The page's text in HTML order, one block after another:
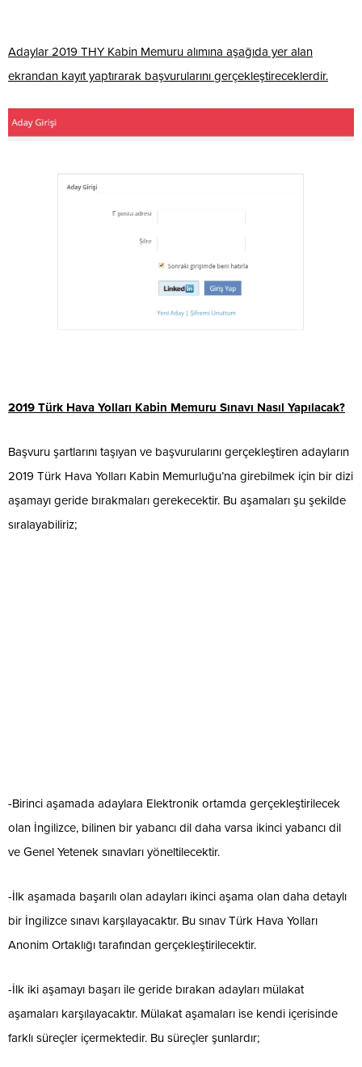
Adaylar 2019 THY Kabin Memuru alımına aşağıda yer alan
ekrandan kayıt yaptırarak başvurularını gerçekleştireceklerdir.
2019 Türk Hava Yolları Kabin Memuru Sınavı Nasıl Yapılacak?
Başvuru şartlarını taşıyan ve başvurularını gerçekleştiren adayların
2019 Türk Hava Yolları Kabin Memurluğu’na girebilmek için bir dizi
aşamayı geride bırakmaları gerekecektir. Bu aşamaları şu şekilde
sıralayabiliriz;
-Birinci aşamada adaylara Elektronik ortamda gerçekleştirilecek
olan İngilizce, bilinen bir yabancı dil daha varsa ikinci yabancı dil
ve Genel Yetenek sınavları yöneltilecektir.
-İlk aşamada başarılı olan adayları ikinci aşama olan daha detaylı
bir İngilizce sınavı karşılayacaktır. Bu sınav Türk Hava Yolları
Anonim Ortaklığı tarafından gerçekleştirilecektir.
-İlk iki aşamayı başarı ile geride bırakan adayları mülakat
aşamaları karşılayacaktır. Mülakat aşamaları ise kendi içerisinde
farklı süreçler içermektedir. Bu süreçler şunlardır;